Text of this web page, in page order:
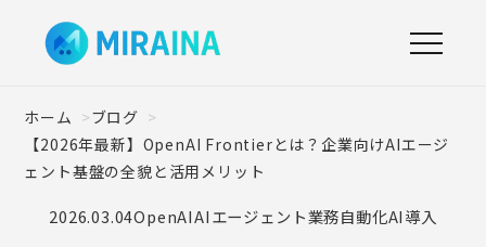
ホーム
ブログ
【2026年最新】OpenAI Frontierとは？企業向けAIエージ
ェント基盤の全貌と活用メリット
2026.03.04OpenAIAIエージェント業務自動化AI導入